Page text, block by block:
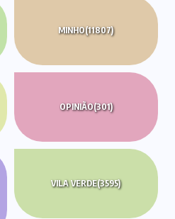
MINHO(11807)
OPINIÃO(301)
VILA VERDE(3595)